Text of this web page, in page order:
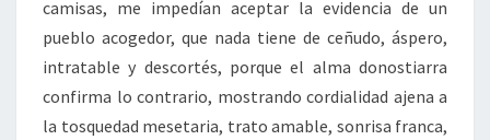
camisas, me impedían aceptar la evidencia de un
pueblo acogedor, que nada tiene de ceñudo, áspero,
intratable y descortés, porque el alma donostiarra
confirma lo contrario, mostrando cordialidad ajena a
la tosquedad mesetaria, trato amable, sonrisa franca,